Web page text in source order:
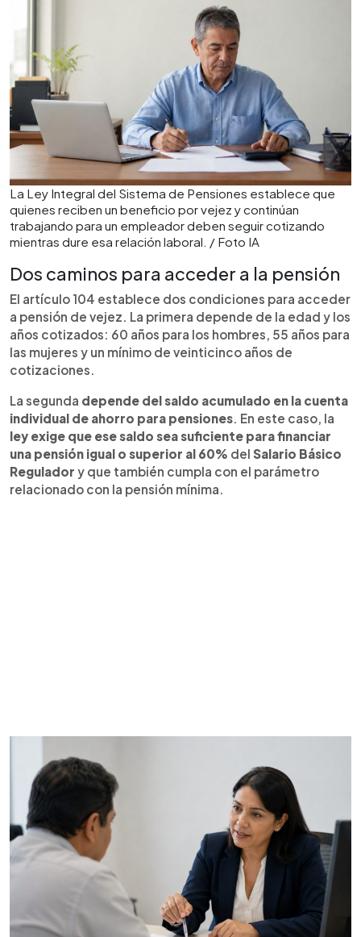
La Ley Integral del Sistema de Pensiones establece que
quienes reciben un beneficio por vejez y continúan
trabajando para un empleador deben seguir cotizando
mientras dure esa relación laboral. / Foto IA
Dos caminos para acceder a la pensión
El artículo 104 establece dos condiciones para acceder
a pensión de vejez. La primera depende de la edad y los
años cotizados: 60 años para los hombres, 55 años para
las mujeres y un mínimo de veinticinco años de
cotizaciones.
La segunda depende del saldo acumulado en la cuenta
individual de ahorro para pensiones. En este caso, la
ley exige que ese saldo sea suficiente para financiar
una pensión igual o superior al 60% del Salario Básico
Regulador y que también cumpla con el parámetro
relacionado con la pensión mínima.